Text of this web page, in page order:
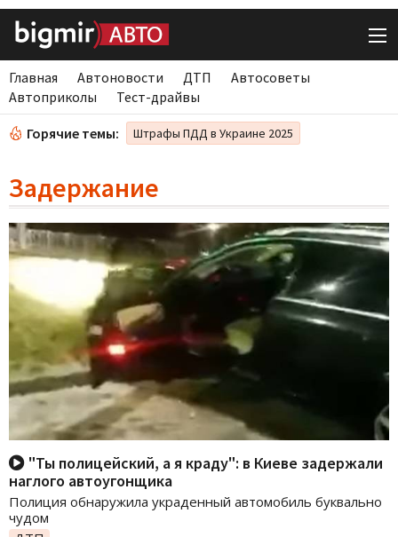
Главная Автоновости ДТП
Автосоветы
Автоприколы
Тест-драйвы
Горячие темы: Штрафы ПДД в Украине 2025
Задержание
"Ты полицейский, а я краду": в Киеве задержали
наглого автоугонщика
Полиция обнаружила украденный автомобиль буквально
чудом